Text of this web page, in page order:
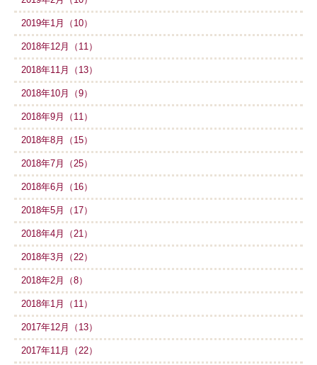
2019年1月（10）
2018年12月（11）
2018年11月（13）
2018年10月（9）
2018年9月（11）
2018年8月（15）
2018年7月（25）
2018年6月（16）
2018年5月（17）
2018年4月（21）
2018年3月（22）
2018年2月（8）
2018年1月（11）
2017年12月（13）
2017年11月（22）